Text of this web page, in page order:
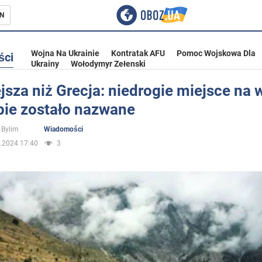
Ukrainie
Wojna Na Ukrainie Kontratak AFU
Pomoc Wojskowa Dla
Ukrainy
Wołodymyr Zełenski
niż Grecja: niedrogie miejsce na
zostało nazwane
Bylim
Wiadomości
17:40
3